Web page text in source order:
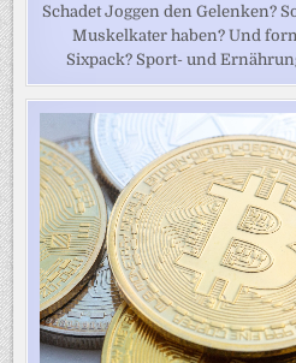
Schadet Joggen den Gelenken?
Muskelkater haben? Und
Sixpack? Sport- und